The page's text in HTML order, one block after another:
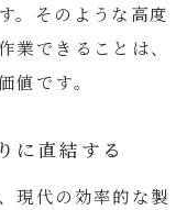
。そのような高度
業できることは、
値です。
に直結する
現代の効率的な製